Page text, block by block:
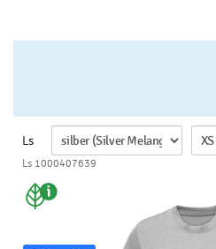
Ls
Ls 1000407639